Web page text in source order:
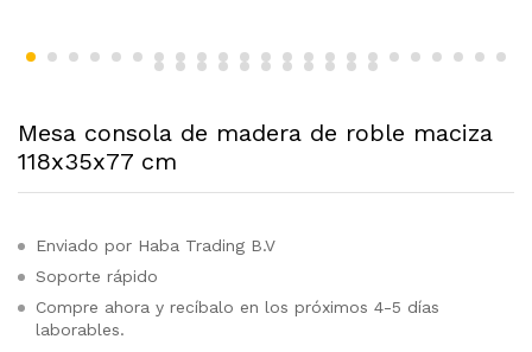
Mesa consola de madera de roble maciza
118x35x77 cm
Enviado por Haba Trading B.V
Soporte rápido
Compre ahora y recíbalo en los próximos 4-5 días
laborables.